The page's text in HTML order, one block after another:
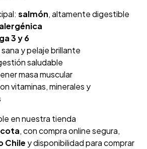
salmón, altamente digestible
3 y 6
y pelaje brillante
saludable
masa muscular
vitaminas, minerales y
en nuestra tienda
, con compra online segura,
Chile y disponibilidad para comprar